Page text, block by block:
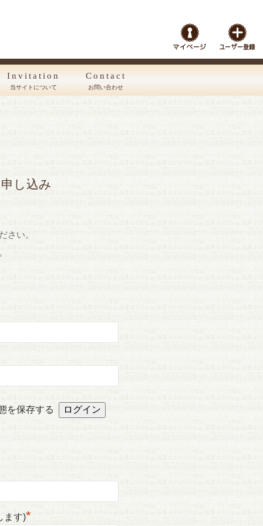
Invitation
当サイトについて
Contact
お問い合わせ
申し込み
さい。
を保存する
ます)*